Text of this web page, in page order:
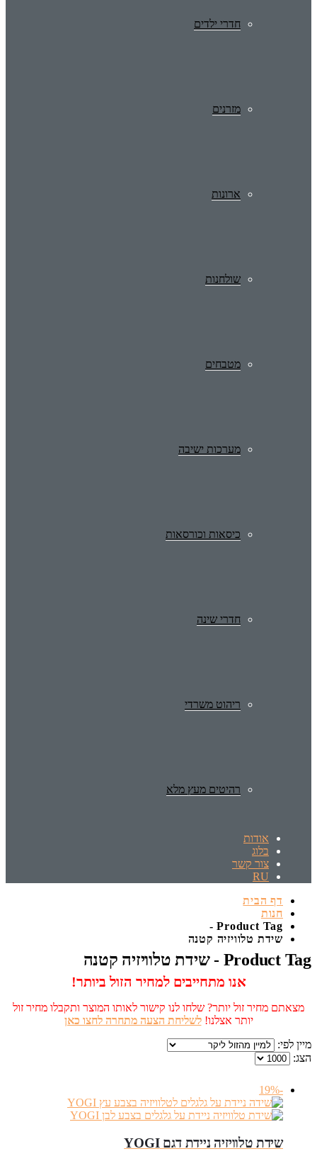
חדרי ילדים
מזרנים
ארונות
שולחנות
מטבחים
מערכות ישיבה
כיסאות וכורסאות
חדרי שינה
ריהוט משרדי
רהיטים מעץ מלא
אודות
בלוג
צור קשר
RU
דף הבית
חנות
Product Tag -
שידת טלוויזיה קטנה
Product Tag - שידת טלוויזיה קטנה
אנו מתחייבים למחיר הזול ביותר!
מצאתם מחיר זול יותר? שלחו לנו קישור לאותו המוצר ותקבלו מחיר זול
יותר אצלנו!לשליחת הצעה מתחרה לחצו כאן
מיין לפי:
הצג:
-19%
שידת טלוויזיה ניידת דגם YOGI